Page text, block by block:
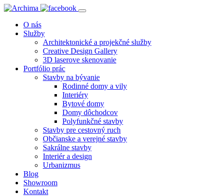
O nás
Služby
Architektonické a projekčné služby
Creative Design Gallery
3D laserove skenovanie
Portfólio prác
Stavby na bývanie
Rodinné domy a vily
Interiéry
Bytové domy
Domy dôchodcov
Polyfunkčné stavby
Stavby pre cestovný ruch
Občianske a verejné stavby
Sakrálne stavby
Interiér a design
Urbanizmus
Blog
Showroom
Kontakt